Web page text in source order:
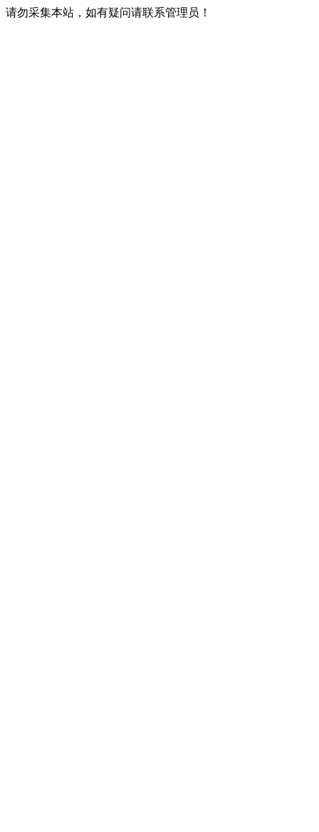
请勿采集本站，如有疑问请联系管理员！